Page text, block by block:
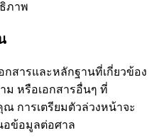
ภาพ
สารและหลักฐานที่เกี่ยวข้อง
หรือเอกสารอื่นๆ ที่
การเตรียมตัวล่วงหน้าจะ
อข้อมูลต่อศาล